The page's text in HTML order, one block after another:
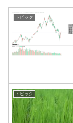
トピック
トピック